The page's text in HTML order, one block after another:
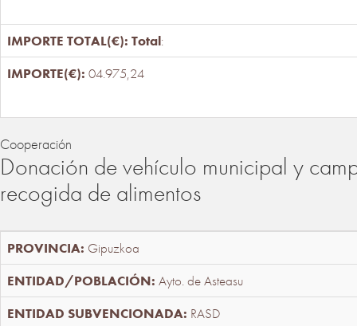
Total:
04.975,24
Cooperación
Donación de vehículo municipal y
recogida de alimentos
Gipuzkoa
Ayto. de Asteasu
RASD